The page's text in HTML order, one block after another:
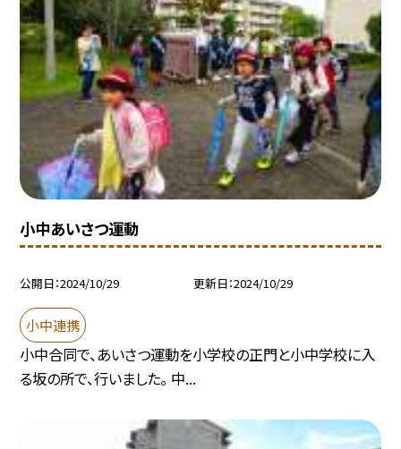
小中あいさつ運動
公開日 2024/10/29 更新日 2024/10/29
小中連携
小中合同で、あいさつ運動を小学校の正門と小中学校に入
る坂の所で、行いました。 中...